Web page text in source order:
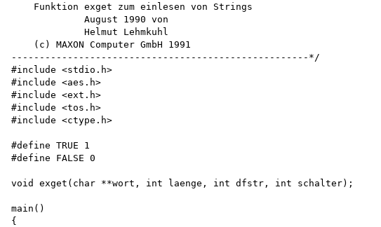
    Funktion exget zum einlesen von Strings
             August 1990 von
             Helmut Lehmkuhl
    (c) MAXON Computer GmbH 1991
-----------------------------------------------------*/
#include <stdio.h>
#include <aes.h>
#include <ext.h>
#include <tos.h>
#include <ctype.h>
#define TRUE 1
#define FALSE 0
void exget(char **wort, int laenge, int dfstr, int schalter);
main()
{